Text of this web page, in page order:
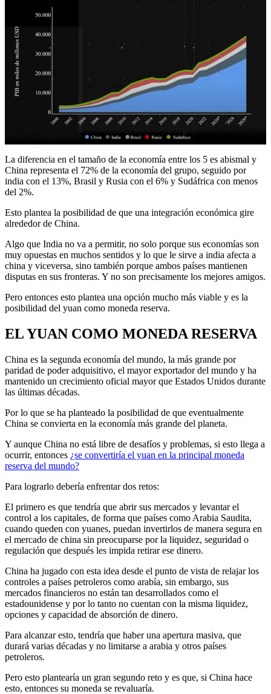
La diferencia en el tamaño de la economía entre los 5 es abismal y
China representa el 72% de la economía del grupo, seguido por
india con el 13%, Brasil y Rusia con el 6% y Sudáfrica con menos
del 2%.
Esto plantea la posibilidad de que una integración económica gire
alrededor de China.
Algo que India no va a permitir, no solo porque sus economías son
muy opuestas en muchos sentidos y lo que le sirve a india afecta a
china y viceversa, sino también porque ambos países mantienen
disputas en sus fronteras. Y no son precisamente los mejores amigos.
Pero entonces esto plantea una opción mucho más viable y es la
posibilidad del yuan como moneda reserva.
EL YUAN COMO MONEDA RESERVA
China es la segunda economía del mundo, la más grande por
paridad de poder adquisitivo, el mayor exportador del mundo y ha
mantenido un crecimiento oficial mayor que Estados Unidos durante
las últimas décadas.
Por lo que se ha planteado la posibilidad de que eventualmente
China se convierta en la economía más grande del planeta.
Y aunque China no está libre de desafíos y problemas, si esto llega a
ocurrir, entonces ¿se convertiría el yuan en la principal moneda
reserva del mundo?
Para lograrlo debería enfrentar dos retos:
El primero es que tendría que abrir sus mercados y levantar el
control a los capitales, de forma que países como Arabia Saudita,
cuando queden con yuanes, puedan invertirlos de manera segura en
el mercado de china sin preocuparse por la liquidez, seguridad o
regulación que después les impida retirar ese dinero.
China ha jugado con esta idea desde el punto de vista de relajar los
controles a países petroleros como arabía, sin embargo, sus
mercados financieros no están tan desarrollados como el
estadounidense y por lo tanto no cuentan con la misma liquidez,
opciones y capacidad de absorción de dinero.
Para alcanzar esto, tendría que haber una apertura masiva, que
durará varias décadas y no limitarse a arabia y otros países
petroleros.
Pero esto plantearía un gran segundo reto y es que, si China hace
esto, entonces su moneda se revaluaría.